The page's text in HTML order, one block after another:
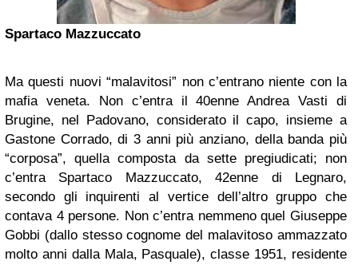
Spartaco Mazzuccato
Ma questi nuovi “malavitosi” non c’entrano niente con la
mafia veneta. Non c’entra il 40enne Andrea Vasti di
Brugine, nel Padovano, considerato il capo, insieme a
Gastone Corrado, di 3 anni più anziano, della banda più
“corposa”, quella composta da sette pregiudicati; non
c’entra Spartaco Mazzuccato, 42enne di Legnaro,
secondo gli inquirenti al vertice dell’altro gruppo che
contava 4 persone. Non c’entra nemmeno quel Giuseppe
Gobbi (dallo stesso cognome del malavitoso ammazzato
molto anni dalla Mala, Pasquale), classe 1951, residente